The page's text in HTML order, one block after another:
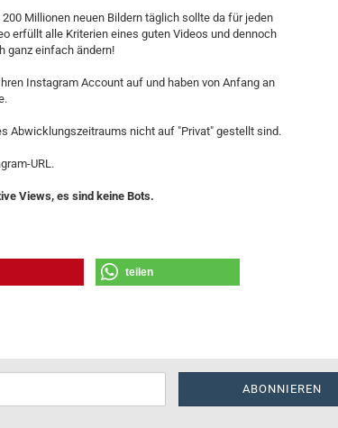
Millionen neuen Bildern täglich sollte da für jeden
erfüllt alle Kriterien eines guten Videos und dennoch
ganz einfach ändern!
Instagram Account auf und haben von Anfang an
Abwicklungszeitraums nicht auf "Privat" gestellt sind.
URL.
Views, es sind keine Bots.
teilen